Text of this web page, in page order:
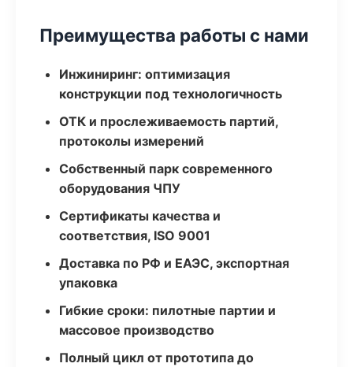
Преимущества работы с нами
Инжиниринг: оптимизация
конструкции под технологичность
ОТК и прослеживаемость партий,
протоколы измерений
Собственный парк современного
оборудования ЧПУ
Сертификаты качества и
соответствия, ISO 9001
Доставка по РФ и ЕАЭС, экспортная
упаковка
Гибкие сроки: пилотные партии и
массовое производство
Полный цикл от прототипа до